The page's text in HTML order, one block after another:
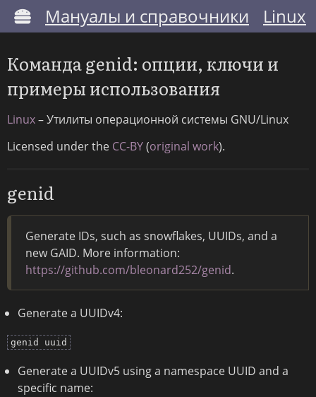
Мануалы и справочники Linux
Команда genid: опции, ключи и
примеры использования
Linux– Утилиты операционной системы GNU/Linux
Licensed under the CC-BY(original work).
genid
Generate IDs, such as snowflakes, UUIDs, and a
new GAID. More information:
https://github.com/bleonard252/genid.
Generate a UUIDv4:
genid uuid
Generate a UUIDv5 using a namespace UUID and a
specific name: